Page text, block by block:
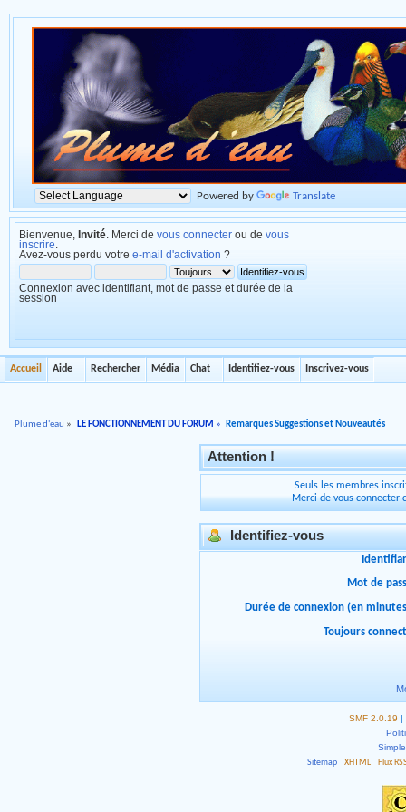
Powered by Translate
Bienvenue, Invité . Merci de vous connecter ou de vous
inscrire
Avez-vous perdu votre e-mail d'activation ?
Connexion avec identifiant, mot de passe et durée de la
session
Accueil Aide Rechercher Média Chat Identifiez-vous Inscrivez-vous
Plume d'eau » LE FONCTIONNEMENT DU FORUM » Remarques Suggestions et Nouveautés
Attention !
Seuls les membres
Merci de vous connecter
Identifiez-vous
Mot de
Durée de connexion (en
Toujours
SMF 2.0.19 |
Sitemap
XHTML Flux